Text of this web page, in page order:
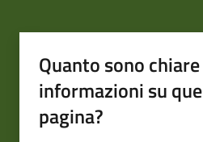
Quanto sono
informazioni su
pagina?